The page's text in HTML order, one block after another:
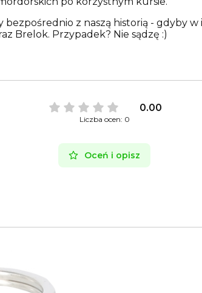
bezpośrednio z naszą historią - gdyby
Brelok. Przypadek? Nie sądzę :)
0.00
Liczba ocen: 0
Oceń i opisz